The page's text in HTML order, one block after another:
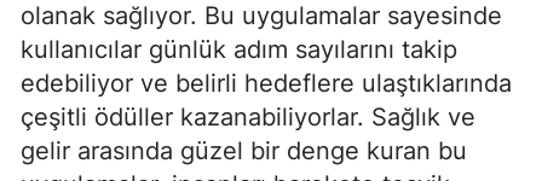
olanak sağlıyor. Bu uygulamalar sayesinde
kullanıcılar günlük adım sayılarını takip
edebiliyor ve belirli hedeflere ulaştıklarında
çeşitli ödüller kazanabiliyorlar. Sağlık ve
gelir arasında güzel bir denge kuran bu